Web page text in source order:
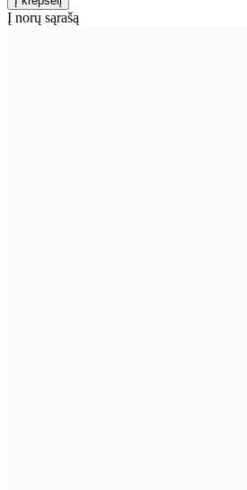
Į norų sąrašą